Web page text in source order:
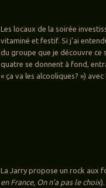
Les locaux de la soirée
vitaminé et festif. Si j’ai
du groupe que je découvre ce
quatre se donnent à fond,
« ça va les alcooliques? ») avec
La Jarry propose un rock aux
en France, On n’a pas le choix